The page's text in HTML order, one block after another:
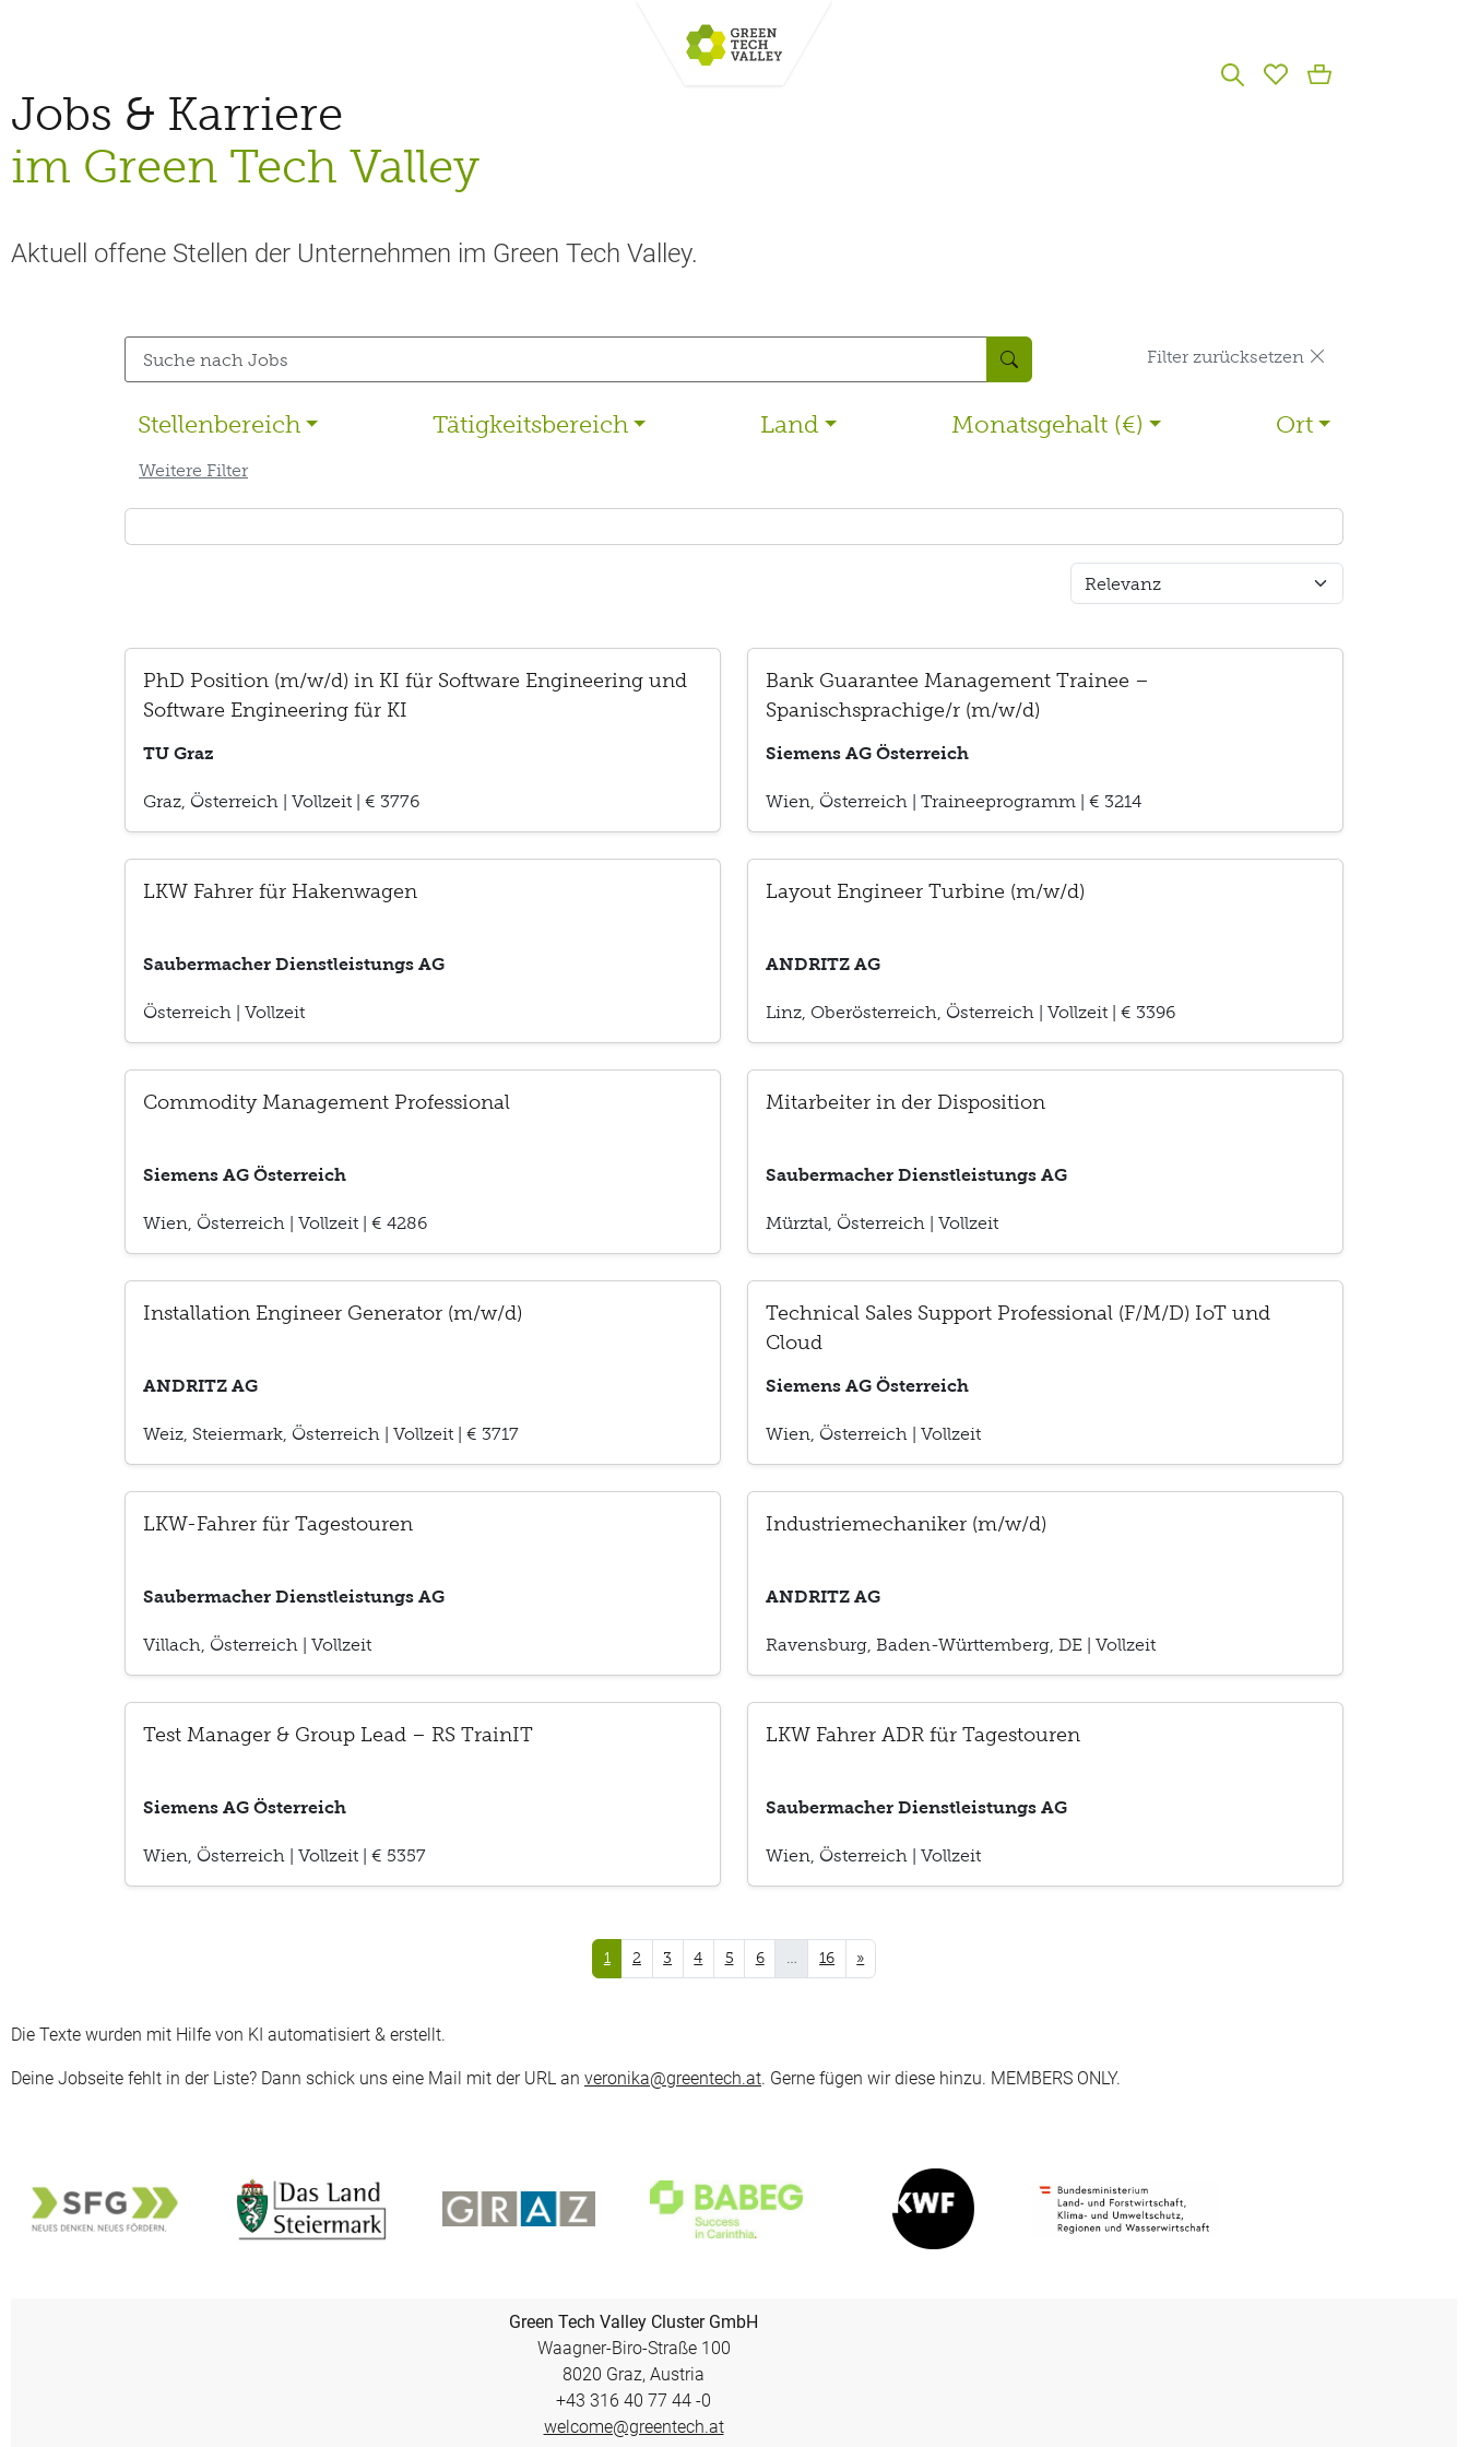
Jobs & Karriere
im Green Tech Valley
Aktuell offene Stellen der Unternehmen im Green Tech Valley.
Filter zurücksetzen
Stellenbereich Tätigkeitsbereich Land Monatsgehalt (€) Ort
Weitere Filter
PhD Position (m/w/d) in KI für Software Engineering und
Software Engineering für KI
TU Graz
Graz, Österreich | Vollzeit | € 3776
Bank Guarantee Management Trainee –
Spanischsprachige/r (m/w/d)
Siemens AG Österreich
Wien, Österreich | Traineeprogramm | € 3214
LKW Fahrer für Hakenwagen
Saubermacher Dienstleistungs AG
Österreich | Vollzeit
Layout Engineer Turbine (m/w/d)
ANDRITZ AG
Linz, Oberösterreich, Österreich | Vollzeit | € 3396
Commodity Management Professional
Siemens AG Österreich
Wien, Österreich | Vollzeit | € 4286
Mitarbeiter in der Disposition
Saubermacher Dienstleistungs AG
Mürztal, Österreich | Vollzeit
Installation Engineer Generator (m/w/d)
ANDRITZ AG
Weiz, Steiermark, Österreich | Vollzeit | € 3717
Technical Sales Support Professional (F/M/D) IoT und
Cloud
Siemens AG Österreich
Wien, Österreich | Vollzeit
LKW-Fahrer für Tagestouren
Saubermacher Dienstleistungs AG
Villach, Österreich | Vollzeit
Industriemechaniker (m/w/d)
ANDRITZ AG
Ravensburg, Baden-Württemberg, DE | Vollzeit
Test Manager & Group Lead – RS TrainIT
Siemens AG Österreich
Wien, Österreich | Vollzeit | € 5357
LKW Fahrer ADR für Tagestouren
Saubermacher Dienstleistungs AG
Wien, Österreich | Vollzeit
1 2 3 4 5 6 … 16 »
Die Texte wurden mit Hilfe von KI automatisiert & erstellt.
Deine Jobseite fehlt in der Liste? Dann schick uns eine Mail mit der URL an veronika@greentech.at. Gerne fügen wir diese hinzu. MEMBERS ONLY.
Green Tech Valley Cluster GmbH
Waagner-Biro-Straße 100
8020 Graz, Austria
+43 316 40 77 44 -0
welcome@greentech.at